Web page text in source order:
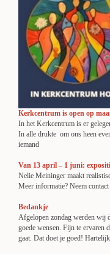
Kerkcentrum is open op
In het Kerkcentrum is er
In alle drukte om ons heen
Van 13 april – 1 juni:
Nelie Meininger maakt
Meer informatie? Neem
Bedankje
Afgelopen zondag werden wij
goede wensen. Fijn te ervaren
gaat. Dat doet je goed!